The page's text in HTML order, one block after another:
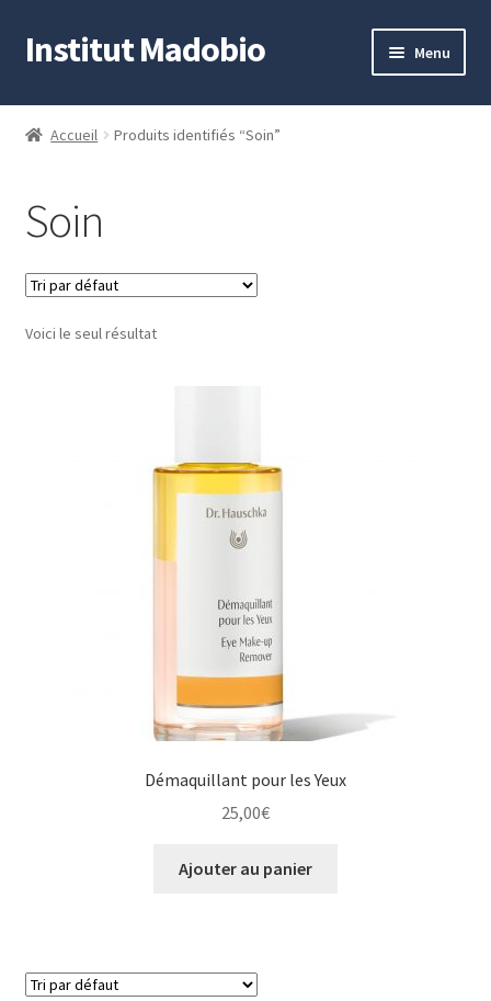
Aller
à
navigation
Aller
au
Institut Madobio Menu
Accueil
Mon compte
Panier
Validation de la commande
Accueil Produits identifiés “Soin”
Soin
Voici le seul résultat
Démaquillant pour les Yeux
25,00€
Ajouter au panier